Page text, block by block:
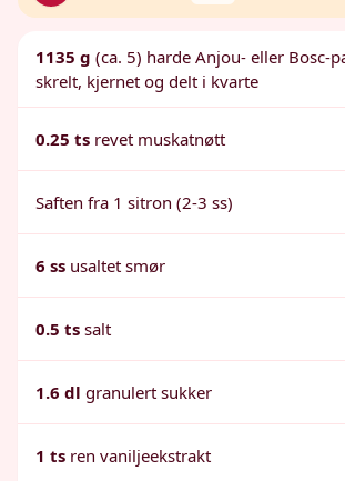
1135 g (ca. 5) harde Anjou- eller Bosc-
skrelt, kjernet og delt i kvarte
0.25 ts revet muskatnøtt
Saften fra 1 sitron (2-3 ss)
6 ss usaltet smør
0.5 ts salt
1.6 dl granulert sukker
1 ts ren vaniljeekstrakt